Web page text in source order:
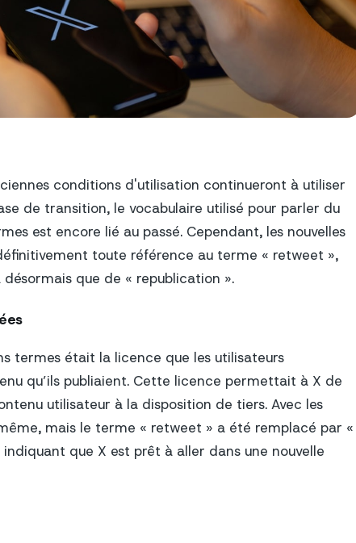
conditions d'utilisation continueront à utiliser
de transition, le vocabulaire utilisé pour parler du
est encore lié au passé. Cependant, les nouvelles
toute référence au terme « retweet »,
que de « republication ».
termes était la licence que les utilisateurs
qu’ils publiaient. Cette licence permettait à X de
utilisateur à la disposition de tiers. Avec les
mais le terme « retweet » a été remplacé par «
que X est prêt à aller dans une nouvelle